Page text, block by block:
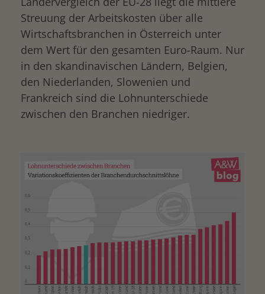
Streuung der Arbeitskosten über alle
Wirtschaftsbranchen in Österreich unter
dem Wert für den gesamten Euro-Raum. Nur
in den skandinavischen Ländern, Belgien,
den Niederlanden, Slowenien und
Frankreich sind die Lohnunterschiede
zwischen den Branchen niedriger.